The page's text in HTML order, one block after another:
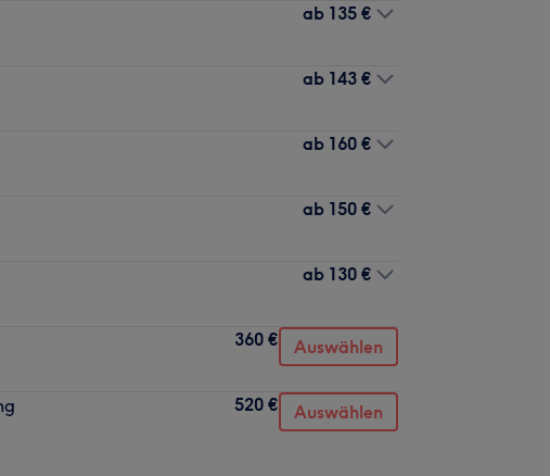
ab 135 €
ab 143 €
ab 160 €
ab 150 €
ab 130 €
360 € Auswählen
520 € Auswählen